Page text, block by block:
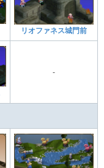
リオファネス城門前
-